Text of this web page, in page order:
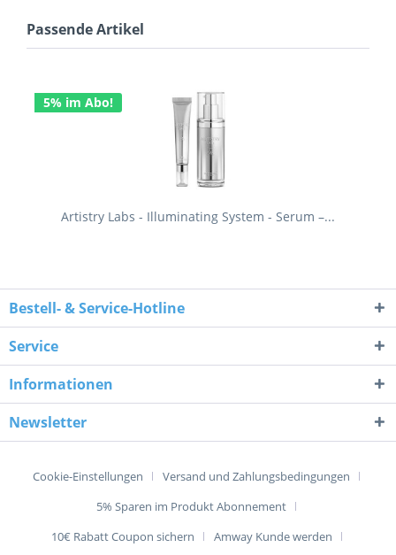
Passende Artikel
5% im Abo!
Artistry Labs - Illuminating System - Serum –...
Bestell- & Service-Hotline
Service
Informationen
Newsletter
Cookie-Einstellungen
Versand und Zahlungsbedingungen
5% Sparen im Produkt Abonnement
10€ Rabatt Coupon sichern
Amway Kunde werden